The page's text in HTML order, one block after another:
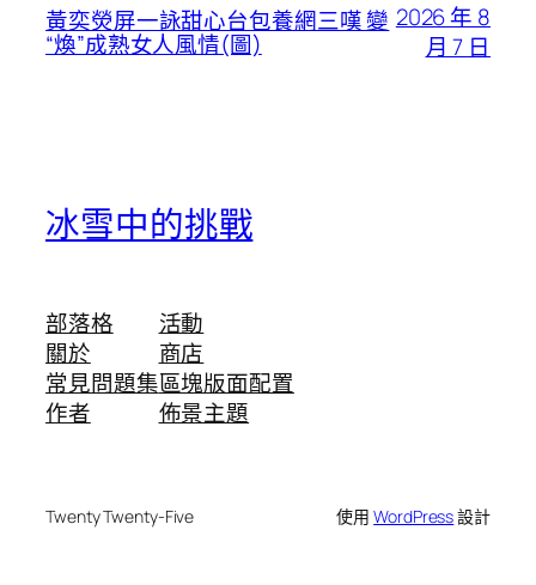
黃奕熒屏一詠甜心台包養網三嘆 變
“煥”成熟女人風情(圖)
2026 年 8
月 7 日
冰雪中的挑戰
部落格
關於
常見問題集
作者
活動
商店
區塊版面配置
佈景主題
Twenty Twenty-Five 使用WordPress設計